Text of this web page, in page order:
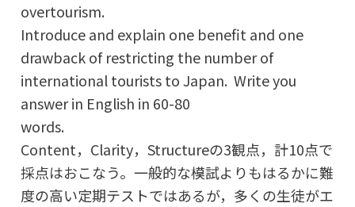
Introduce and explain one benefit and one
drawback of restricting the number of
international tourists to Japan. Write you
answer in English in 60-80
Content，Clarity，Structureの3観点，計10点で
採点はおこなう。一般的な模試よりもはるかに難
度の高い定期テストではあるが，多くの生徒がエ